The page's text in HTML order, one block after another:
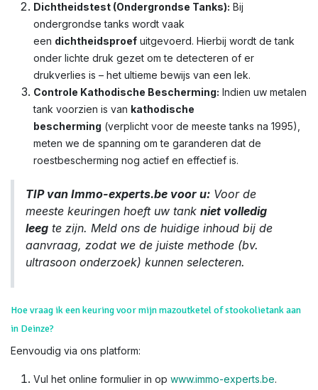
Dichtheidstest (Ondergrondse Tanks): Bij
ondergrondse tanks wordt vaak
een dichtheidsproef uitgevoerd. Hierbij wordt de tank
onder lichte druk gezet om te detecteren of er
drukverlies is – het ultieme bewijs van een lek.
Controle Kathodische Bescherming: Indien uw metalen
tank voorzien is van kathodische
bescherming (verplicht voor de meeste tanks na 1995),
meten we de spanning om te garanderen dat de
roestbescherming nog actief en effectief is.
TIP van Immo-experts.be voor u: Voor de
meeste keuringen hoeft uw tank niet volledig
leeg te zijn. Meld ons de huidige inhoud bij de
aanvraag, zodat we de juiste methode (bv.
ultrasoon onderzoek) kunnen selecteren.
Hoe vraag ik een keuring voor mijn mazoutketel of stookolietank aan
in Deinze?
Eenvoudig via ons platform:
Vul het online formulier in op www.immo-experts.be.